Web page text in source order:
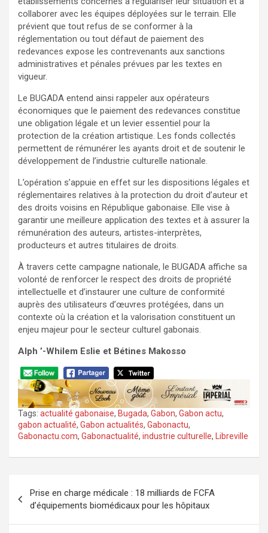
collaborer avec les équipes déployées sur le terrain. Elle
prévient que tout refus de se conformer à la
réglementation ou tout défaut de paiement des
redevances expose les contrevenants aux sanctions
administratives et pénales prévues par les textes en
vigueur.
Le BUGADA entend ainsi rappeler aux opérateurs
économiques que le paiement des redevances constitue
une obligation légale et un levier essentiel pour la
protection de la création artistique. Les fonds collectés
permettent de rémunérer les ayants droit et de soutenir le
développement de l’industrie culturelle nationale.
L’opération s’appuie en effet sur les dispositions légales et
réglementaires relatives à la protection du droit d’auteur et
des droits voisins en République gabonaise. Elle vise à
garantir une meilleure application des textes et à assurer la
rémunération des auteurs, artistes-interprètes,
producteurs et autres titulaires de droits.
À travers cette campagne nationale, le BUGADA affiche sa
volonté de renforcer le respect des droits de propriété
intellectuelle et d’instaurer une culture de conformité
auprès des utilisateurs d’œuvres protégées, dans un
contexte où la création et la valorisation constituent un
enjeu majeur pour le secteur culturel gabonais.
Alph ’-Whilem Eslie et Bétines Makosso
Tags: actualité gabonaise, Bugada, Gabon, Gabon actu,
gabon actualité, Gabon actualités, Gabonactu,
Gabonactu.com, Gabonactualité, industrie culturelle, Libreville
de
l’article
Prise en charge médicale : 18 milliards de FCFA
d’équipements biomédicaux pour les hôpitaux